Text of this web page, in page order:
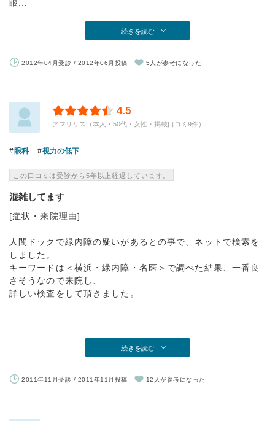
眼...
続きを読む
2012年04月受診 / 2012年06月投稿 5人が参考になった
4.5
アマリリス（本人・50代・女性・掲載口コミ9件）
眼科 視力の低下
この口コミは受診から5年以上経過しています。
混雑してます
[症状・来院理由]
人間ドックで緑内障の疑いがあるとの事で、ネットで検索を
しました。
キーワードは＜横浜・緑内障・名医＞で調べた結果、一番良
さそうなので来院し、
詳しい検査をして頂きました。
続きを読む
2011年11月受診 / 2011年11月投稿 12人が参考になった